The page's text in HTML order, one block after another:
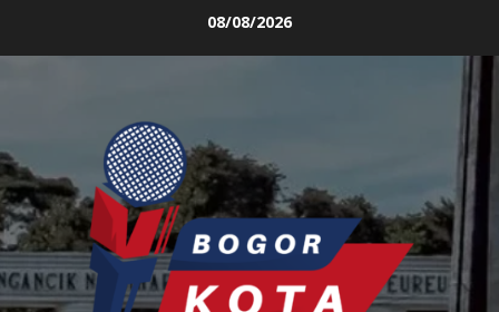
08/08/2026